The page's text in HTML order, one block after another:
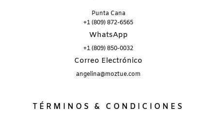
Punta Cana
+1 (809) 872-6565
WhatsApp
+1 (809) 850-0032
Correo Electrónico
angelina@moztue.com
TÉRMINOS & CONDICIONES